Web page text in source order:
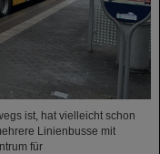
ist, hat vielleicht schon
Linienbusse mit
für